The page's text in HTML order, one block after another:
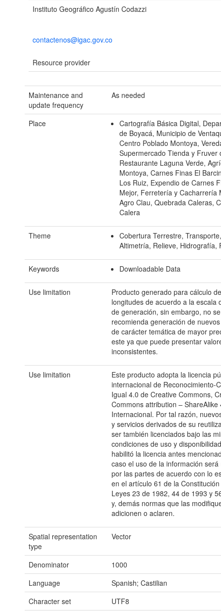
Instituto Geográfico Agustín Codazzi
contactenos@igac.gov.co
Resource provider
Maintenance and
update frequency
As needed
Place
Cartografía Básica Digital,
de Boyacá, Municipio de
Centro Poblado Montoya,
Supermercado Tienda y Fruver
Restaurante Laguna Verde,
Montoya, Carnes Finas El
Los Ruiz, Expendio de Carnes
Mejor, Ferretería y Cacharrería
Agro Clau, Quebrada Caleras,
Calera
Theme
Cobertura Terrestre,
Altimetría, Relieve, Hidrografía,
Keywords Downloadable Data
Use limitation
Producto generado para cálculo
longitudes de acuerdo a la escala
de generación, sin embargo, no se
recomienda generación de
de carácter temática de mayor
este ya que puede presentar
inconsistentes.
Use limitation
Este producto adopta la licencia
internacional de Reconocimiento-
Igual 4.0 de Creative Commons,
Commons attribution – ShareAlike
Internacional. Por tal razón,
y servicios derivados de su
ser también licenciados bajo las
condiciones de uso y
habilitó la licencia antes
caso el uso de la información será
por las partes de acuerdo con lo
en el artículo 61 de la
Leyes 23 de 1982, 44 de 1993 y
y, demás normas que las
adicionen o aclaren.
Spatial representation
type
Vector
Denominator
1000
Language
Spanish; Castilian
Character set
UTF8